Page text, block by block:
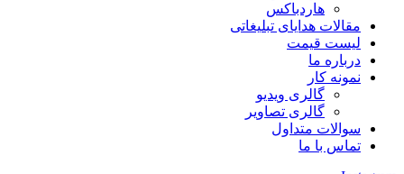
هاردباکس
مقالات هدایای تبلیغاتی
لیست قیمت
درباره ما
نمونه کار
گالری ویدیو
گالری تصاویر
سوالات متداول
تماس با ما